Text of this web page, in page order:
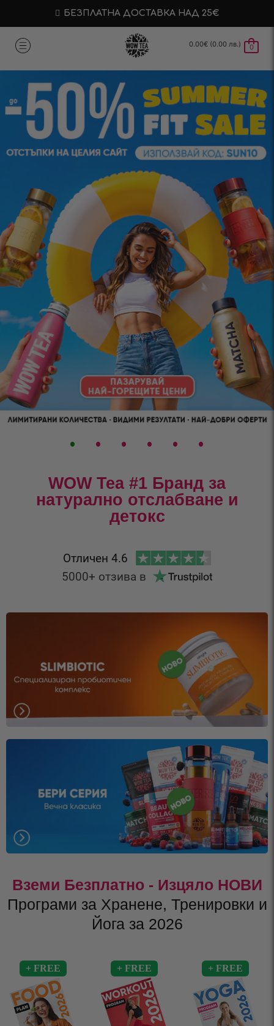
БЕЗПЛАТНА ДОСТАВКА НАД 25€
0.00€ (0.00 лв.) 0
• • • • • •
WOW Tea #1 Бранд за
натурално отслабване и
детокс
Вземи Безплатно - Изцяло НОВИ
Програми за Хранене, Тренировки и
Йога за 2026